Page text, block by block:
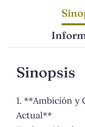
Sinopsis
1. **Ambición y
Actual**